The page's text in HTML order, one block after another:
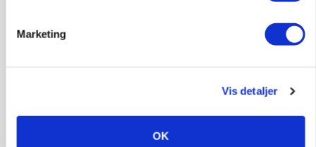
Marketing
Vis detaljer
OK